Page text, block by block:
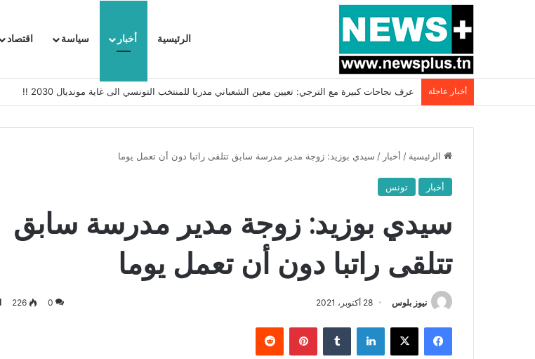
الرئيسية أخبار سياسة اقتصاد
أخبار عاجلة بسبب المرزوقي وبتكليف من سعيّد: الخارجية تستدعي السفيرة الفرنسية بتونس وتبلغها احتجاجا شديد اللهجة !!
الرئيسية / أخبار / سيدي بوزيد: زوجة مدير مدرسة سابق تتلقى راتبا دون أن تعمل يوما
أخبار تونس
سيدي بوزيد: زوجة مدير مدرسة سابق
تتلقى راتبا دون أن تعمل يوما
نيوز بلوس 28 أكتوبر، 2021 0
226
فيسبوك X لينكدإن بينتيريست